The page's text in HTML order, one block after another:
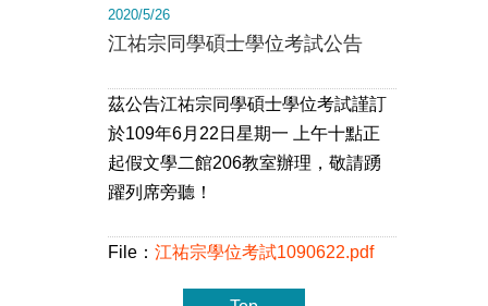
2020/5/26
江祐宗同學碩士學位考試公告
茲公告江祐宗同學碩士學位考試謹訂
於109年6月22日星期一 上午十點正
起假文學二館206教室辦理，敬請踴
躍列席旁聽！
File： 江祐宗學位考試1090622.pdf